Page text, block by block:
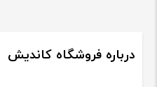
درباره فروشگاه کاندیش